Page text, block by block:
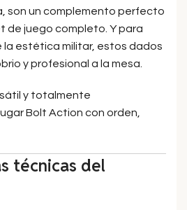
son un complemento perfecto
de juego completo. Y para
la estética militar, estos dados
y profesional a la mesa.
y totalmente
Bolt Action con orden,
técnicas del